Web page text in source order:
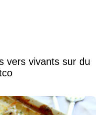
vers vivants sur du